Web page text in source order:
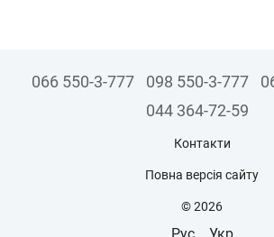
066 550-3-777 098 550-3-777
044 364-72-59
Контакти
Повна версія сайту
© 2026